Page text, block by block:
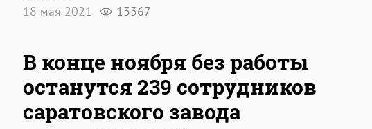
18 мая 2021 13367
В конце ноября без работы
останутся 239 сотрудников
саратовского завода